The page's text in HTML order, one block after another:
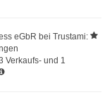
eGbR bei Trustami:
Verkaufs- und 1